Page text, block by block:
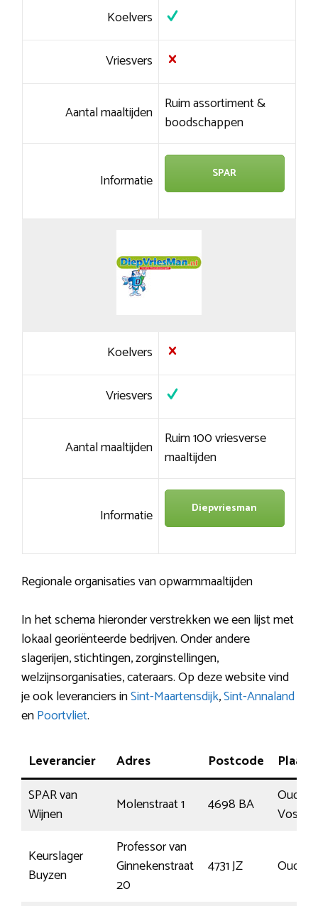
Koelvers
Vriesvers
Aantal maaltijden Ruim assortiment &
boodschappen
Informatie SPAR
Koelvers
Vriesvers
Aantal maaltijden Ruim 100 vriesverse
maaltijden
Informatie Diepvriesman
Regionale organisaties van opwarmmaaltijden
In het schema hieronder verstrekken we een lijst met
lokaal georiënteerde bedrijven. Onder andere
slagerijen, stichtingen, zorginstellingen,
welzijnsorganisaties, cateraars. Op deze website vind
je ook leveranciers inSint-Maartensdijk,Sint-Annaland
enPoortvliet.
Leverancier Adres Postcode
Plaats
SPAR van
Wijnen
Molenstraat 1 4698 BA
Oud
Keurslager
Buyzen
Professor van
Ginnekenstraat
20
4731 JZ